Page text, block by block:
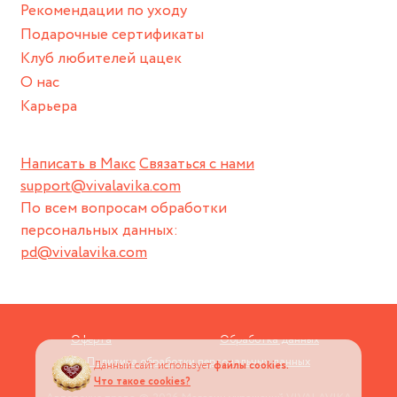
пока не носите украшение на себе.
Написать в МаксСвязаться с нами
support@vivalavika.com
По всем вопросам обработки
персональных данных:
pd@vivalavika.com
Рекомендации по уходу
Подарочные сертификаты
Клуб любителей цацек
О нас
Карьера
Оферта
Обработка данных
Политика обработки персональных данных
Данный сайт используетфайлы cookies.
Что такое cookies?